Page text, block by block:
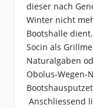
dieser nach
Winter nicht
Bootshalle
Socin als
Naturalgaben
Obolus-Wegen-
Anschliessend